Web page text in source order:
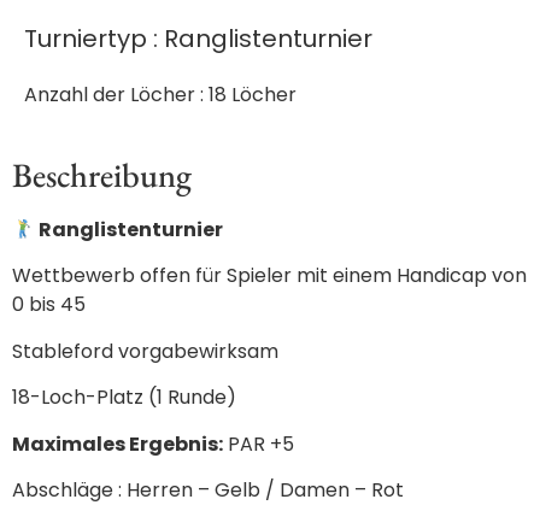
Turniertyp : Ranglistenturnier
Anzahl der Löcher : 18 Löcher
Beschreibung
Ranglistenturnier
Wettbewerb offen für Spieler mit einem Handicap von
0 bis 45
Stableford vorgabewirksam
18-Loch-Platz (1 Runde)
Maximales Ergebnis: PAR +5
Abschläge : Herren – Gelb / Damen – Rot